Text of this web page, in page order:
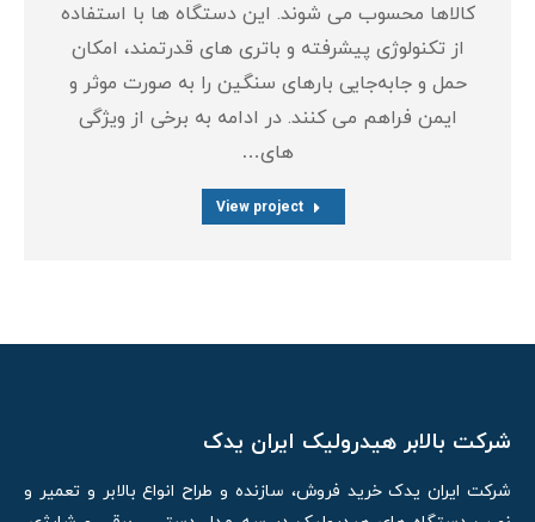
کالاها محسوب می‌ شوند. این دستگاه‌ ها با استفاده
از تکنولوژی پیشرفته و باتری‌ های قدرتمند، امکان
حمل و جابه‌جایی بارهای سنگین را به صورت موثر و
ایمن فراهم می‌ کنند. در ادامه به برخی از ویژگی
های…
View project
شرکت بالابر هیدرولیک ایران یدک
شرکت ایران یدک خرید فروش، سازنده و طراح انواع بالابر و تعمیر و